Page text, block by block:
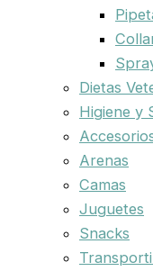
Dietas
Higiene y
Arenas
Camas
Juguetes
Snacks